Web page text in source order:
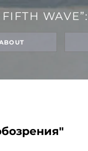
FIFTH